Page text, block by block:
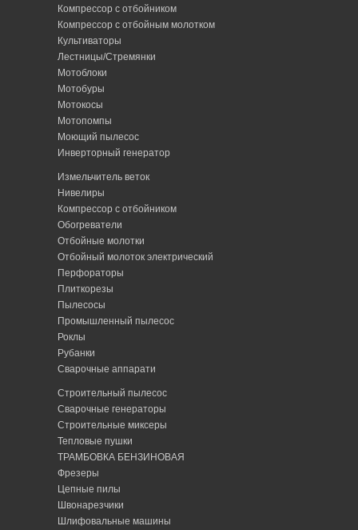
Компрессор с отбойником
Компрессор с отбойным молотком
Культиваторы
Лестницы/Стремянки
Мотоблоки
Мотобуры
Мотокосы
Мотопомпы
Моющий пылесос
Инверторный генератор
Измельчитель веток
Нивелиры
Компрессор с отбойником
Обогреватели
Отбойные молотки
Отбойный молоток электрический
Перфораторы
Плиткорезы
Пылесосы
Промышленный пылесос
Роклы
Рубанки
Сварочные аппарати
Строительный пылесос
Сварочные генераторы
Строительные миксеры
Тепловые пушки
ТРАМБОВКА БЕНЗИНОВАЯ
Фрезеры
Цепные пилы
Швонарезчики
Шлифовальные машины